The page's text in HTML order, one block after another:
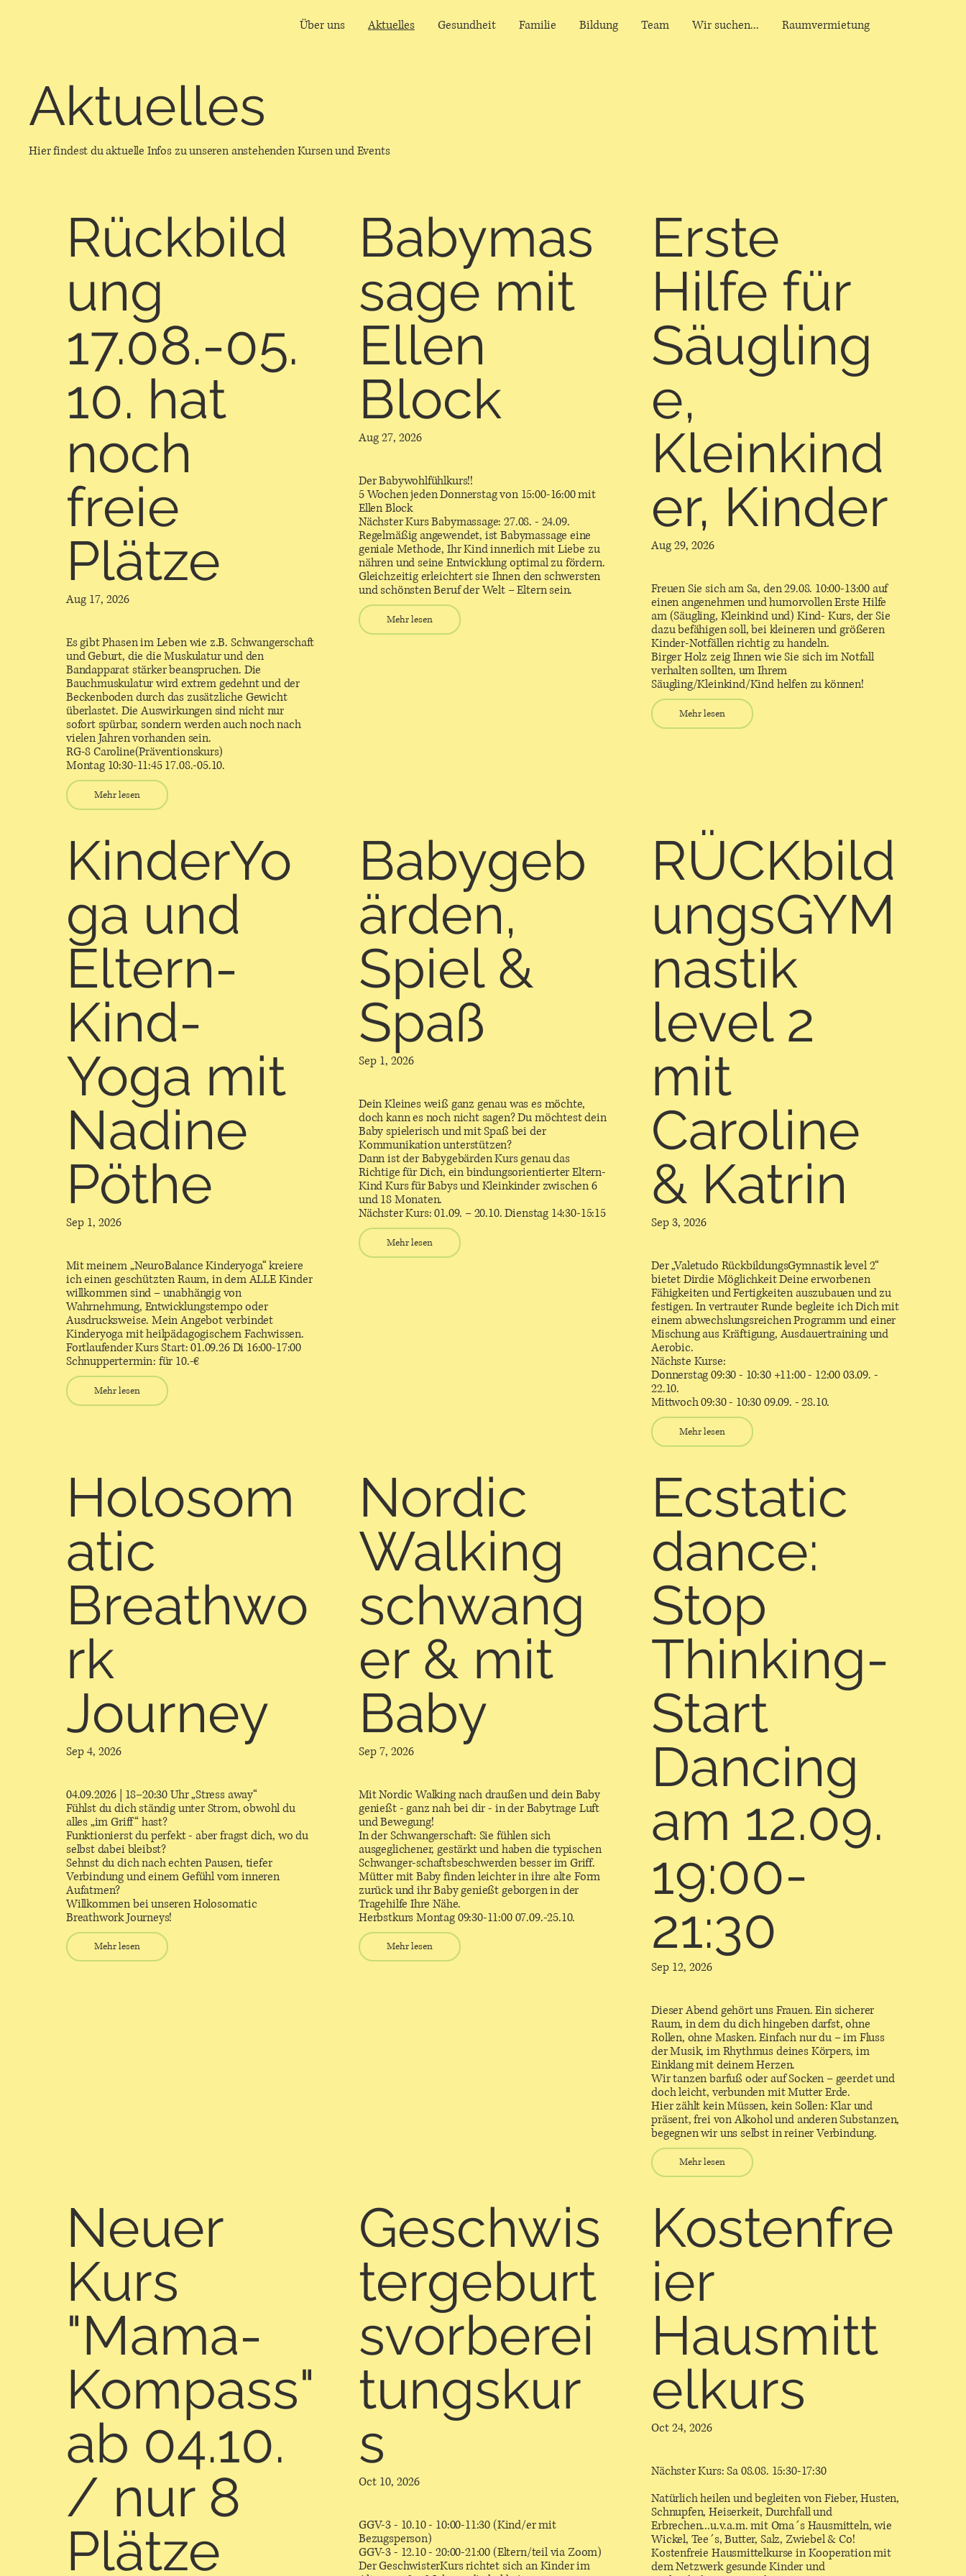
Über uns Aktuelles Gesundheit Familie Bildung Team Wir suchen... Raumvermietung
Aktuelles
Hier findest du aktuelle Infos zu unseren anstehenden Kursen und Events
Rückbild
ung
17.08.-05.
10. hat
noch
freie
Plätze
Aug 17, 2026
Es gibt Phasen im Leben wie z.B. Schwangerschaft
und Geburt, die die Muskulatur und den
Bandapparat stärker beanspruchen. Die
Bauchmuskulatur wird extrem gedehnt und der
Beckenboden durch das zusätzliche Gewicht
überlastet. Die Auswirkungen sind nicht nur
sofort spürbar, sondern werden auch noch nach
vielen Jahren vorhanden sein.
RG-8 Caroline(Präventionskurs)
Montag 10:30-11:45 17.08.-05.10.
Mehr lesen
Babymas
sage mit
Ellen
Block
Aug 27, 2026
Der Babywohlfühlkurs!!
5 Wochen jeden Donnerstag von 15:00-16:00 mit
Ellen Block
Nächster Kurs Babymassage: 27.08. - 24.09.
Regelmäßig angewendet, ist Babymassage eine
geniale Methode, Ihr Kind innerlich mit Liebe zu
nähren und seine Entwicklung optimal zu fördern.
Gleichzeitig erleichtert sie Ihnen den schwersten
und schönsten Beruf der Welt – Eltern sein.
Mehr lesen
Erste
Hilfe für
Säugling
e,
Kleinkind
er, Kinder
Aug 29, 2026
Freuen Sie sich am Sa, den 29.08. 10:00-13:00 auf
einen angenehmen und humorvollen Erste Hilfe
am (Säugling, Kleinkind und) Kind- Kurs, der Sie
dazu befähigen soll, bei kleineren und größeren
Kinder-Notfällen richtig zu handeln.
Birger Holz zeig Ihnen wie Sie sich im Notfall
verhalten sollten, um Ihrem
Säugling/Kleinkind/Kind helfen zu können!
Mehr lesen
KinderYo
ga und
Eltern-
Kind-
Yoga mit
Nadine
Pöthe
Sep 1, 2026
Mit meinem „NeuroBalance Kinderyoga“ kreiere
ich einen geschützten Raum, in dem ALLE Kinder
willkommen sind – unabhängig von
Wahrnehmung, Entwicklungstempo oder
Ausdrucksweise. Mein Angebot verbindet
Kinderyoga mit heilpädagogischem Fachwissen.
Fortlaufender Kurs Start: 01.09.26 Di 16:00-17:00
Schnuppertermin: für 10.-€
Mehr lesen
Babygeb
ärden,
Spiel &
Spaß
Sep 1, 2026
Dein Kleines weiß ganz genau was es möchte,
doch kann es noch nicht sagen? Du möchtest dein
Baby spielerisch und mit Spaß bei der
Kommunikation unterstützen?
Dann ist der Babygebärden Kurs genau das
Richtige für Dich, ein bindungsorientierter Eltern-
Kind Kurs für Babys und Kleinkinder zwischen 6
und 18 Monaten.
Nächster Kurs: 01.09. – 20.10. Dienstag 14:30-15:15
Mehr lesen
RÜCKbild
ungsGYM
nastik
level 2
mit
Caroline
& Katrin
Sep 3, 2026
Der „Valetudo RückbildungsGymnastik level 2“
bietet Dirdie Möglichkeit Deine erworbenen
Fähigkeiten und Fertigkeiten auszubauen und zu
festigen. In vertrauter Runde begleite ich Dich mit
einem abwechslungsreichen Programm und einer
Mischung aus Kräftigung, Ausdauertraining und
Aerobic.
Nächste Kurse:
Donnerstag 09:30 - 10:30 +11:00 - 12:00 03.09. -
22.10.
Mittwoch 09:30 - 10:30 09.09. - 28.10.
Mehr lesen
Holosom
atic
Breathwo
rk
Journey
Sep 4, 2026
04.09.2026 | 18–20:30 Uhr „Stress away“
Fühlst du dich ständig unter Strom, obwohl du
alles „im Griff“ hast?
Funktionierst du perfekt - aber fragst dich, wo du
selbst dabei bleibst?
Sehnst du dich nach echten Pausen, tiefer
Verbindung und einem Gefühl vom inneren
Aufatmen?
Willkommen bei unseren Holosomatic
Breathwork Journeys!
Mehr lesen
Nordic
Walking
schwang
er & mit
Baby
Sep 7, 2026
Mit Nordic Walking nach draußen und dein Baby
genießt - ganz nah bei dir - in der Babytrage Luft
und Bewegung!
In der Schwangerschaft: Sie fühlen sich
ausgeglichener, gestärkt und haben die typischen
Schwanger-schaftsbeschwerden besser im Griff.
Mütter mit Baby finden leichter in ihre alte Form
zurück und ihr Baby genießt geborgen in der
Tragehilfe Ihre Nähe.
Herbstkurs Montag 09:30-11:00 07.09.-25.10.
Mehr lesen
Ecstatic
dance:
Stop
Thinking-
Start
Dancing
am 12.09.
19:00-
21:30
Sep 12, 2026
Dieser Abend gehört uns Frauen. Ein sicherer
Raum, in dem du dich hingeben darfst, ohne
Rollen, ohne Masken. Einfach nur du – im Fluss
der Musik, im Rhythmus deines Körpers, im
Einklang mit deinem Herzen.
Wir tanzen barfuß oder auf Socken – geerdet und
doch leicht, verbunden mit Mutter Erde.
Hier zählt kein Müssen, kein Sollen: Klar und
präsent, frei von Alkohol und anderen Substanzen,
begegnen wir uns selbst in reiner Verbindung.
Mehr lesen
Neuer
Kurs
"Mama-
Kompass"
ab 04.10.
/ nur 8
Plätze
Geschwis
tergeburt
svorberei
tungskur
s
Oct 10, 2026
GGV-3 - 10.10 - 10:00-11:30 (Kind/er mit
Bezugsperson)
GGV-3 - 12.10 - 20:00-21:00 (Eltern/teil via Zoom)
Der GeschwisterKurs richtet sich an Kinder im
Kostenfre
ier
Hausmitt
elkurs
Oct 24, 2026
Nächster Kurs: Sa 08.08. 15:30-17:30
Natürlich heilen und begleiten von Fieber, Husten,
Schnupfen, Heiserkeit, Durchfall und
Erbrechen...u.v.a.m. mit Oma´s Hausmitteln, wie
Wickel, Tee´s, Butter, Salz, Zwiebel & Co!
Kostenfreie Hausmittelkurse in Kooperation mit
dem Netzwerk gesunde Kinder und